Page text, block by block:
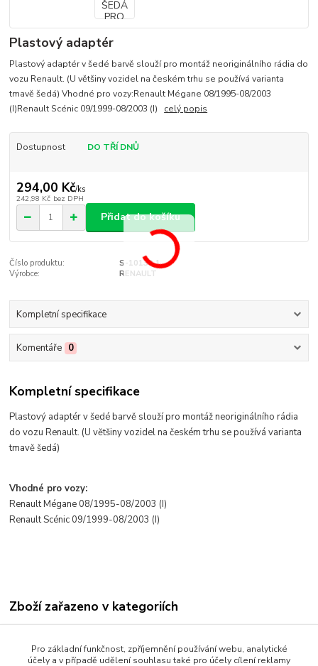
Plastový adaptér
Plastový adaptér v šedé barvě slouží pro montáž neoriginálního rádia do
vozu Renault. (U většiny vozidel na českém trhu se používá varianta
tmavě šedá) Vhodné pro vozy:Renault Mégane 08/1995-08/2003
(I)Renault Scénic 09/1999-08/2003 (I) celý popis
Dostupnost DO TŘÍ DNŮ
294,00 Kč/ks
242,98 Kč bez DPH
Přidat do košíku
Číslo produktu:
S-10139.1
Výrobce:
RENAULT
Kompletní specifikace
Komentáře 0
Kompletní specifikace
Plastový adaptér všedé barvě slouží pro montáž neoriginálního rádia
do vozu Renault. (U většiny vozidel na českém trhu se používá varianta
tmavě šedá)
Vhodné pro vozy:
Renault Mégane 08/1995-08/2003 (I)
Renault Scénic 09/1999-08/2003 (I)
Zboží zařazeno v kategoriích
AUTORÁDIA 1DIN
Pro základní funkčnost, zpříjemnění používání webu, analytické
účely a v případě udělení souhlasu také pro účely cílení reklamy